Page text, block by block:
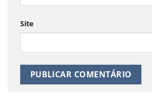
Site